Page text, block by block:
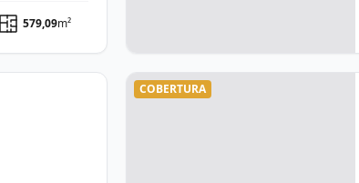
579,09m²
COBERTURA